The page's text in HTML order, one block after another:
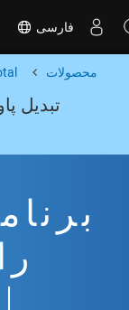
فارسی
محصولات